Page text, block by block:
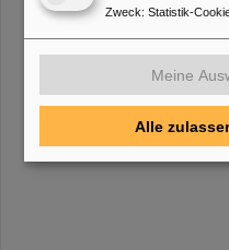
Schwerionenforschung, GSI
« .... 63 64 65
Zweck: Statistik-
Meine
Alle